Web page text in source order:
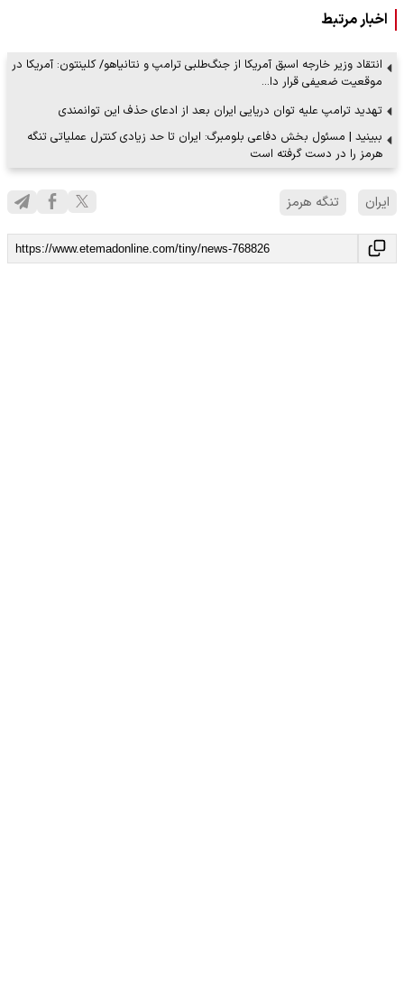
اخبار مرتبط
انتقاد وزیر خارجه اسبق آمریکا از جنگ‌طلبی ترامپ و نتانیاهو/ کلینتون: آمریکا در
موقعیت ضعیفی قرار دا…
تهدید ترامپ علیه توان دریایی ایران بعد از ادعای حذف این توانمندی
ببینید | مسئول بخش دفاعی بلومبرگ: ایران تا حد زیادی کنترل عملیاتی تنگه
هرمز را در دست گرفته است
ایران تنگه هرمز